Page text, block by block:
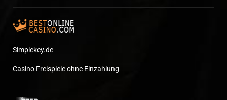
Simplekey.de
Casino Freispiele ohne Einzahlung